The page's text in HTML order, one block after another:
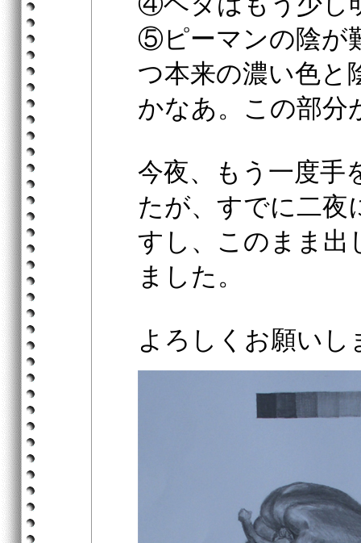
⑤ピーマンの陰が
つ本来の濃い色と
かなあ。この部分
今夜、もう一度手
たが、すでに二夜
すし、このまま出
ました。
よろしくお願いし